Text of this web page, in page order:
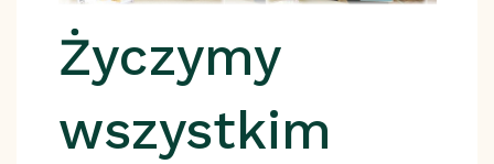
Życzymy
wszystkim